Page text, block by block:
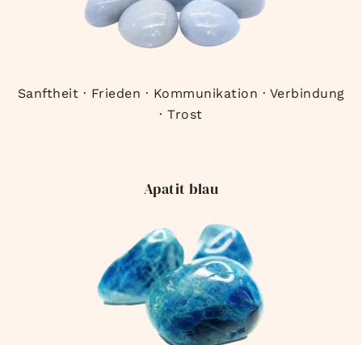
Sanftheit · Frieden · Kommunikation · Verbindung
· Trost
Apatit blau